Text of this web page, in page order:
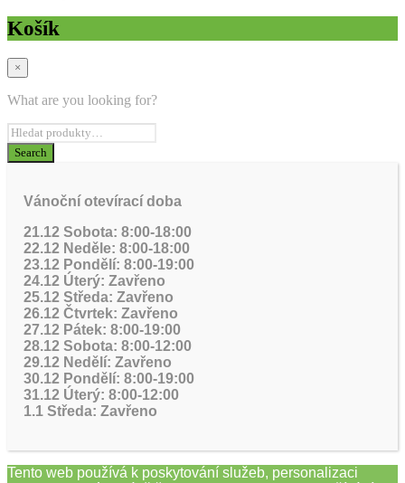
Košík
×
What are you looking for?
Vánoční otevírací doba
21.12 Sobota: 8:00-18:00
22.12 Neděle: 8:00-18:00
23.12 Pondělí: 8:00-19:00
24.12 Úterý: Zavřeno
25.12 Středa: Zavřeno
26.12 Čtvrtek: Zavřeno
27.12 Pátek: 8:00-19:00
28.12 Sobota: 8:00-12:00
29.12 Nedělí: Zavřeno
30.12 Pondělí: 8:00-19:00
31.12 Úterý: 8:00-12:00
1.1 Středa: Zavřeno
Tento web používá k poskytování služeb, personalizaci